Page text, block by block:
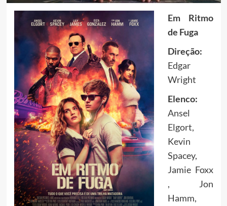
Em Ritmo
de Fuga
Direção:
Edgar
Wright
Elenco:
Ansel
Elgort,
Kevin
Spacey,
Jamie Foxx
, Jon
Hamm,